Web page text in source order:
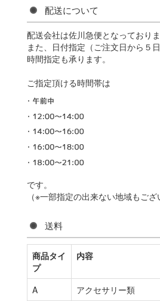
配送について
配送会社は佐川急便となっておりま
また、日付指定（ご注文日から５日
時間指定も承ります。
ご指定頂ける時間帯は
です。
（※一部指定の出来ない地域もござ
送料
商品タイ
プ
内容
A アクセサリー類